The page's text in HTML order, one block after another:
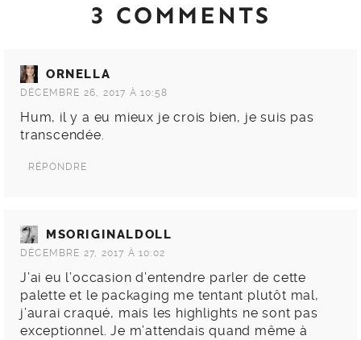
3 COMMENTS
ORNELLA
DÉCEMBRE 26, 2017 À 10:58
Hum, il y a eu mieux je crois bien, je suis pas
transcendée.
RÉPONDRE
MSORIGINALDOLL
DÉCEMBRE 27, 2017 À 10:02
J’ai eu l’occasion d’entendre parler de cette
palette et le packaging me tentant plutôt mal,
j’aurai craqué, mais les highlights ne sont pas
exceptionnel. Je m’attendais quand même à